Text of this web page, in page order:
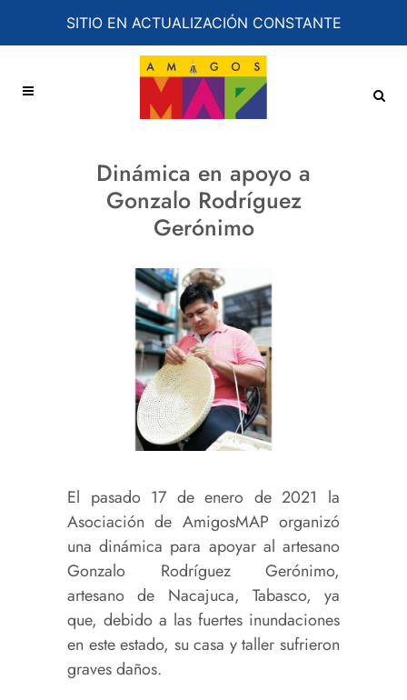
SITIO EN ACTUALIZACIÓN CONSTANTE
Dinámica en apoyo a
Gonzalo Rodríguez
Gerónimo
El pasado 17 de enero de 2021 la
Asociación de AmigosMAP organizó
una dinámica para apoyar al artesano
Gonzalo Rodríguez Gerónimo,
artesano de Nacajuca, Tabasco, ya
que, debido a las fuertes inundaciones
en este estado, su casa y taller sufrieron
graves daños.